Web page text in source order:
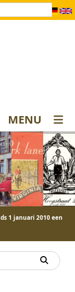
MENU
1 januari 2010 een